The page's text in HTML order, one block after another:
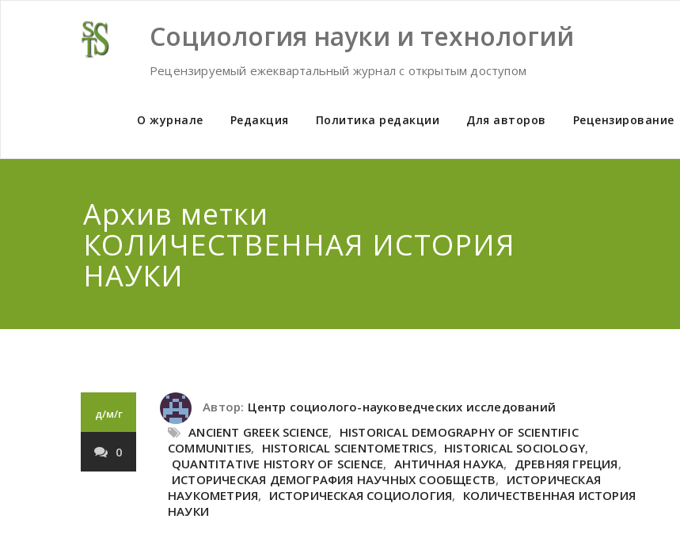
Социология науки и технологий
Рецензируемый ежеквартальный журнал с открытым доступом
О журнале Редакция Политика редакции Для авторов Рецензирование
Архив метки
КОЛИЧЕСТВЕННАЯ ИСТОРИЯ
НАУКИ
д/м/г
0
Автор: Центр социолого-науковедческих исследований
ANCIENT GREEK SCIENCE, HISTORICAL DEMOGRAPHY OF SCIENTIFIC
COMMUNITIES, HISTORICAL SCIENTOMETRICS, HISTORICAL SOCIOLOGY,
QUANTITATIVE HISTORY OF SCIENCE, АНТИЧНАЯ НАУКА, ДРЕВНЯЯ ГРЕЦИЯ,
ИСТОРИЧЕСКАЯ ДЕМОГРАФИЯ НАУЧНЫХ СООБЩЕСТВ, ИСТОРИЧЕСКАЯ
НАУКОМЕТРИЯ, ИСТОРИЧЕСКАЯ СОЦИОЛОГИЯ, КОЛИЧЕСТВЕННАЯ ИСТОРИЯ
НАУКИ